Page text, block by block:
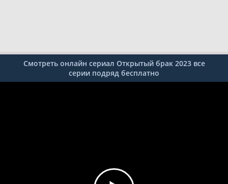
Смотреть онлайн сериал Открытый брак 2023 все
серии подряд бесплатно
60%